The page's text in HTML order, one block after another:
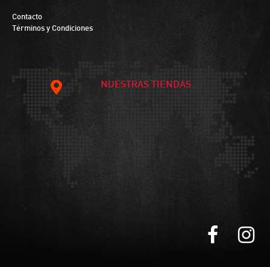
Contacto
Términos y Condiciones
NUESTRAS TIENDAS